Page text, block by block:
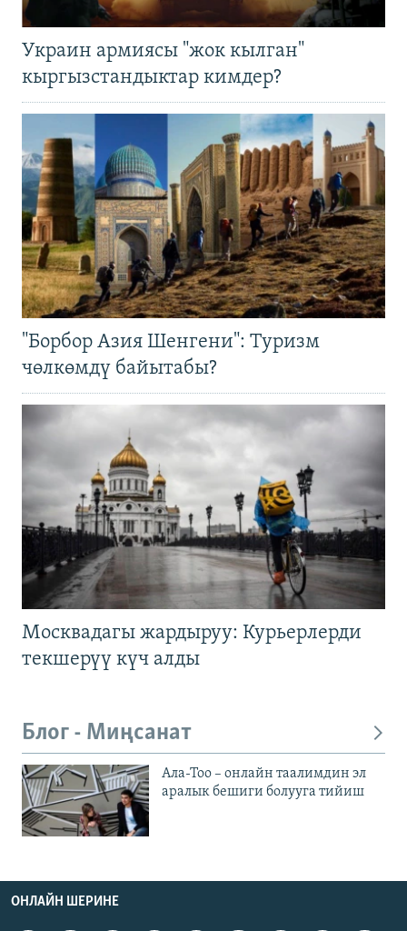
Украин армиясы "жок кылган"
кыргызстандыктар кимдер?
"Борбор Азия Шенгени": Туризм
чөлкөмдү байытабы?
Москвадагы жардыруу: Курьерлерди
текшерүү күч алды
Блог - Миңсанат
Ала-Тоо – онлайн таалимдин эл
аралык бешиги болууга тийиш
ОНЛАЙН ШЕРИНЕ